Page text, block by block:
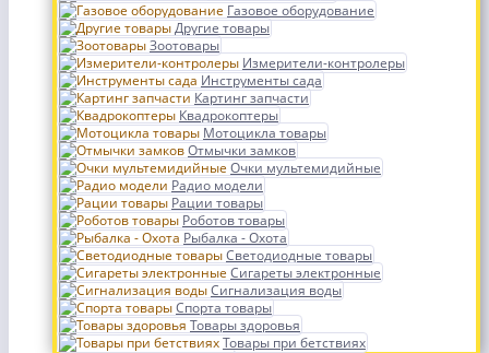
Газовое оборудование
Другие товары
Зоотовары
Измерители-контролеры
Инструменты сада
Картинг запчасти
Квадрокоптеры
Мотоцикла товары
Отмычки замков
Очки мультемидийные
Радио модели
Рации товары
Роботов товары
Рыбалка - Охота
Светодиодные товары
Сигареты электронные
Сигнализация воды
Спорта товары
Товары здоровья
Товары при бетствиях